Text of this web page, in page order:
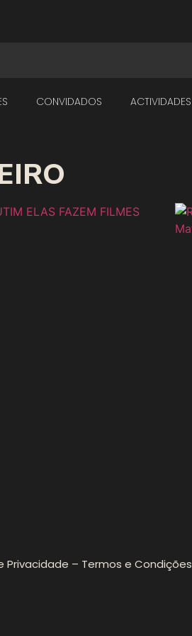
CONVIDADOS ACTIVIDADES
Privacidade – Termos e Condições